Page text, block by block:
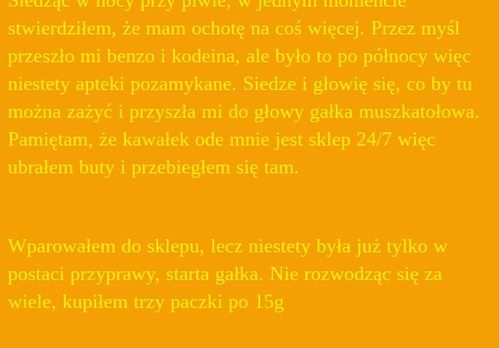
stwierdziłem, że mam ochotę na coś więcej. Przez myśl
przeszło mi benzo i kodeina, ale było to po północy więc
niestety apteki pozamykane. Siedze i głowię się, co by tu
można zażyć i przyszła mi do głowy gałka muszkatołowa.
Pamiętam, że kawałek ode mnie jest sklep 24/7 więc
ubrałem buty i przebiegłem się tam.
Wparowałem do sklepu, lecz niestety była już tylko w
postaci przyprawy, starta gałka. Nie rozwodząc się za
wiele, kupiłem trzy paczki po 15g